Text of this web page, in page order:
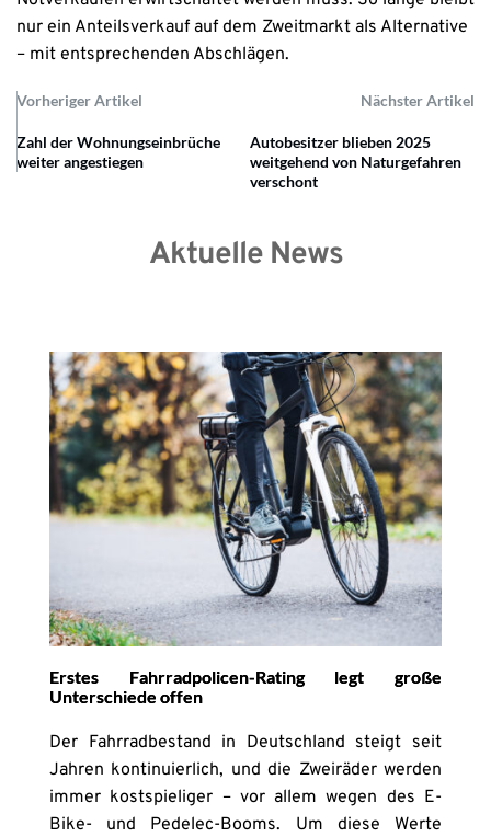
nur ein Anteilsverkauf auf dem Zweitmarkt als Alternative
– mit entsprechenden Abschlägen.
Vorheriger Artikel Nächster Artikel
Zahl der Wohnungseinbrüche
weiter angestiegen
Autobesitzer blieben 2025
weitgehend von Naturgefahren
verschont
Aktuelle News
Erstes Fahrradpolicen-Rating legt große
Unterschiede offen
Der Fahrradbestand in Deutschland steigt seit
Jahren kontinuierlich, und die Zweiräder werden
immer kostspieliger – vor allem wegen des E-
Bike- und Pedelec-Booms. Um diese Werte